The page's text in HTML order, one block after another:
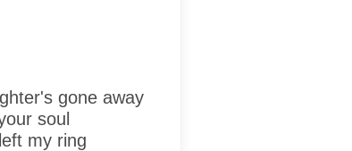
gone away
soul
my ring